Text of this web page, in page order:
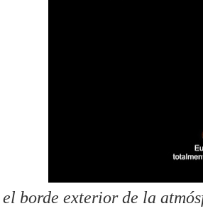
el borde exterior de la